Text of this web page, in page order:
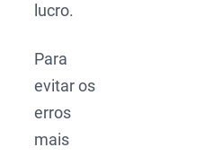
lucro.
Para
evitar os
erros
mais